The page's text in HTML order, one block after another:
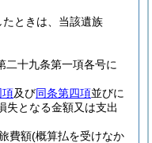
ときは、当該遺族
二十九条第一項各号に
項及び同条第四項並びに
失となる金額又は支出
費額(概算払を受けなか